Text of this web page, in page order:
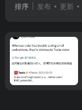
排序 发布 更新